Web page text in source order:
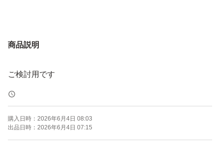
商品説明
ご検討用です
購入日時： 2026年6月4日 08:03
出品日時： 2026年6月4日 07:15